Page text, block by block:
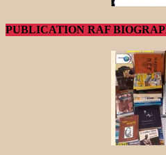
PUBLICATION RAF